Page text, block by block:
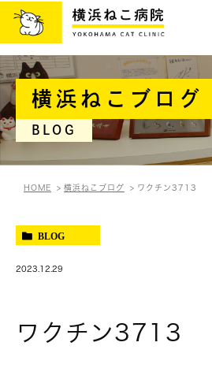
横浜ねこブログ
BLOG
HOME 横浜ねこブログ ワクチン3713
BLOG
2023.12.29
ワクチン3713